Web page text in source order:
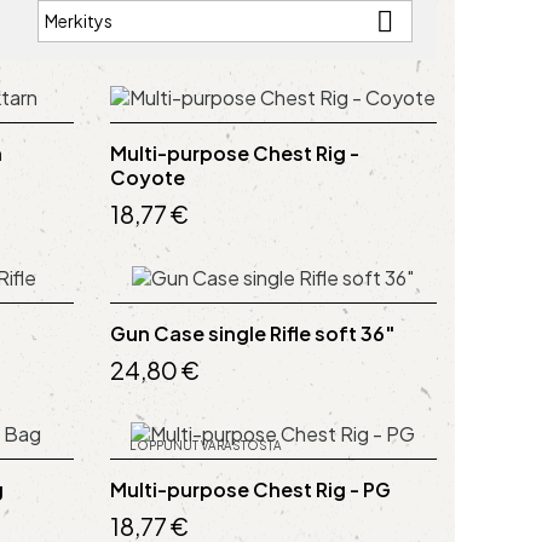
Merkitys 
Multi-purpose Chest Rig -
Coyote
18,77 €
Gun Case single Rifle soft 36"
24,80 €
LOPPUNUT VARASTOSTA
Multi-purpose Chest Rig - PG
18,77 €